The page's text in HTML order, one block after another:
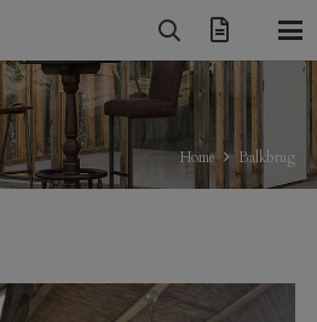
Home Balkbrug